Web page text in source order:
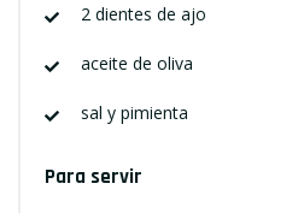
2 dientes de ajo
aceite de oliva
sal y pimienta
Para servir